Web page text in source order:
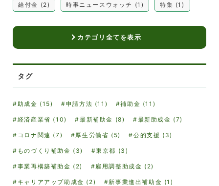
給付金 (2) 時事ニュースウォッチ (1) 特集 (1)
カテゴリ全てを表示
タグ
助成金 (15) 申請方法 (11) 補助金 (11)
経済産業省 (10) 最新補助金 (8) 最新助成金 (7)
コロナ関連 (7) 厚生労働省 (5) 公的支援 (3)
ものづくり補助金 (3) 東京都 (3)
事業再構築補助金 (2) 雇用調整助成金 (2)
キャリアアップ助成金 (2) 新事業進出補助金 (1)